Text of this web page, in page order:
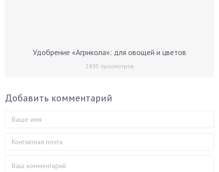
Удобрение «Агрикола»: для овощей и цветов
2895 просмотров
Добавить комментарий